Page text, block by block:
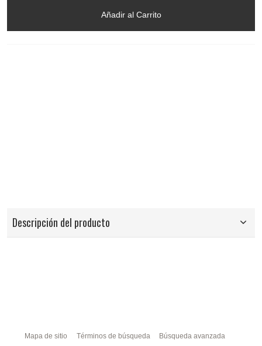
Añadir al Carrito
Descripción del producto
Mapa de sitio Términos de búsqueda Búsqueda avanzada